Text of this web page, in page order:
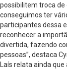
possibilitem troca
conseguimos ter
participantes dessa
reconhecer a
divertida, fazendo
pessoas”, destaca
Laís relata ainda